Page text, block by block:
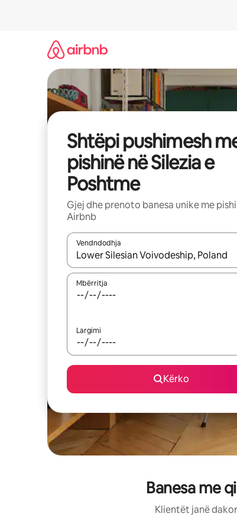
Shtëpi pushimesh
pishinë në Silezia e
Poshtme
Gjej dhe prenoto banesa unike me
Airbnb
Vendndodhja
Kur rezultatet të jenë të disponueshme,
Mbërritja
Largimi
Kërko
Banesa me
Klientët janë